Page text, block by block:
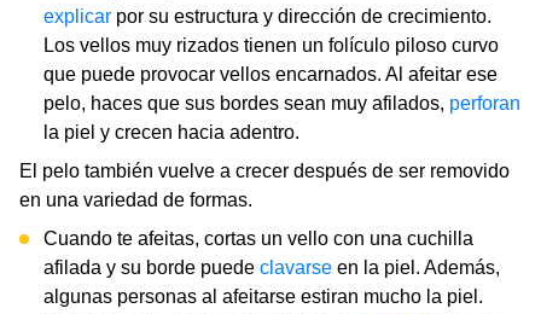
explicar por su estructura y dirección de crecimiento.
Los vellos muy rizados tienen un folículo piloso curvo
que puede provocar vellos encarnados. Al afeitar ese
pelo, haces que sus bordes sean muy afilados, perforan
la piel y crecen hacia adentro.
El pelo también vuelve a crecer después de ser removido
en una variedad de formas.
Cuando te afeitas, cortas un vello con una cuchilla
afilada y su borde puede clavarse en la piel. Además,
algunas personas al afeitarse estiran mucho la piel.